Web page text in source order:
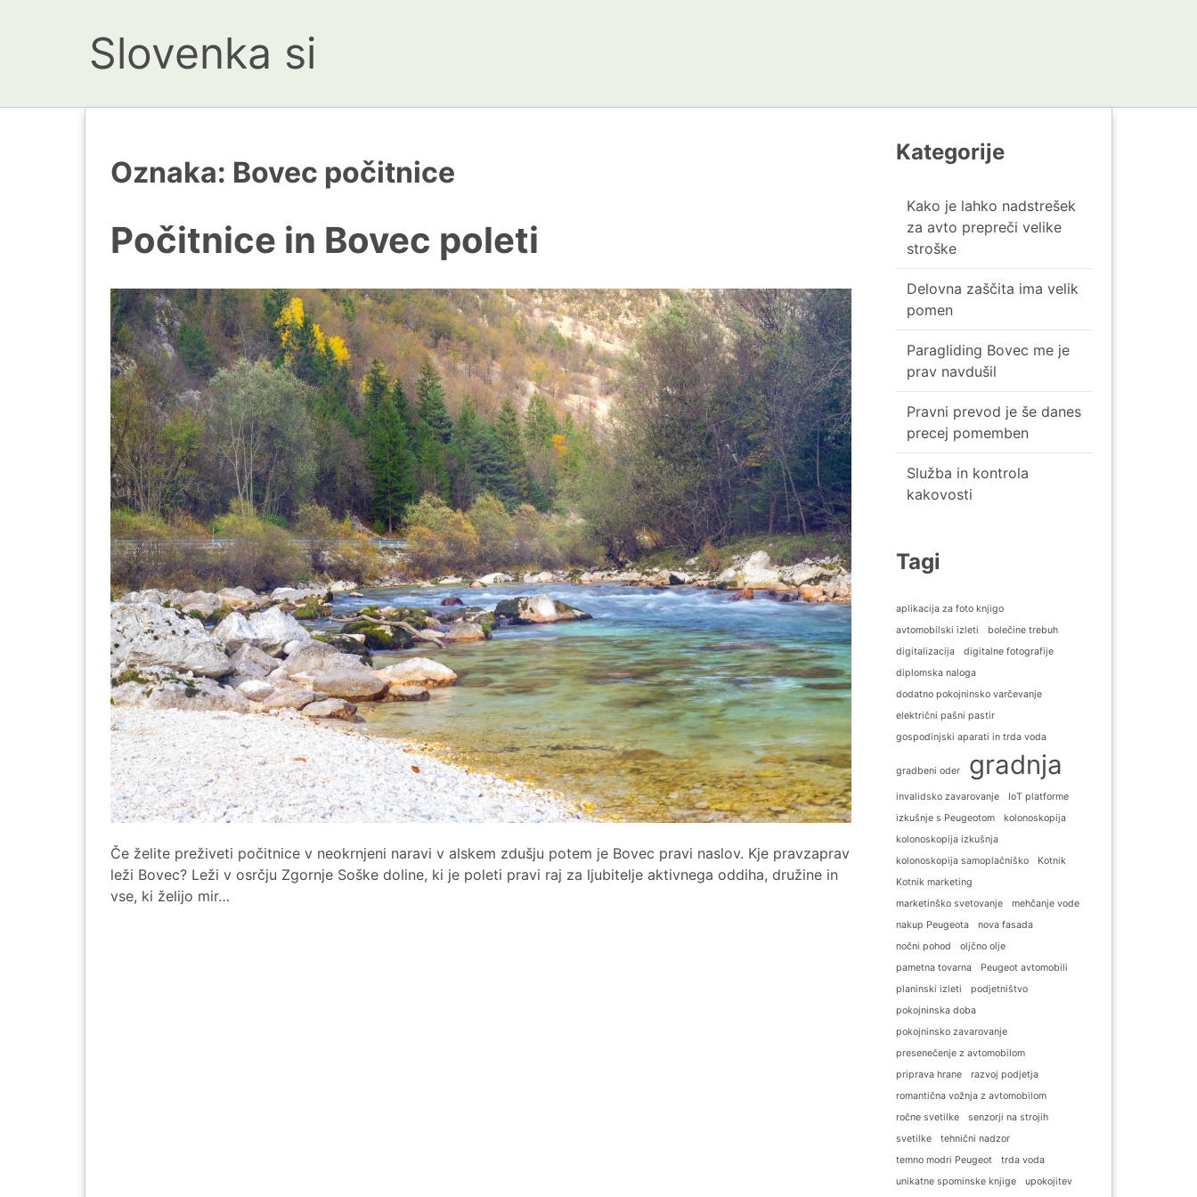
Slovenka si
Oznaka: Bovec počitnice
Počitnice in Bovec poleti
Če želite preživeti počitnice v neokrnjeni naravi v alskem zdušju potem je Bovec pravi naslov. Kje pravzaprav
leži Bovec? Leži v osrčju Zgornje Soške doline, ki je poleti pravi raj za ljubitelje aktivnega oddiha, družine in
vse, ki želijo mir…
Kategorije
Kako je lahko nadstrešek
za avto prepreči velike
stroške
Delovna zaščita ima velik
pomen
Paragliding Bovec me je
prav navdušil
Pravni prevod je še danes
precej pomemben
Služba in kontrola
kakovosti
Tagi
aplikacija za foto knjigo
avtomobilski izleti
bolečine trebuh
digitalizacija
digitalne fotografije
diplomska naloga
dodatno pokojninsko varčevanje
električni pašni pastir
gospodinjski aparati in trda voda
gradbeni oder gradnja
invalidsko zavarovanje
IoT platforme
izkušnje s Peugeotom
kolonoskopija
kolonoskopija izkušnja
kolonoskopija samoplačniško
Kotnik
Kotnik marketing
marketinško svetovanje
mehčanje vode
nakup Peugeota
nova fasada
nočni pohod
oljčno olje
pametna tovarna
Peugeot avtomobili
planinski izleti
podjetništvo
pokojninska doba
pokojninsko zavarovanje
presenečenje z avtomobilom
priprava hrane
razvoj podjetja
romantična vožnja z avtomobilom
ročne svetilke
senzorji na strojih
svetilke
tehnični nadzor
temno modri Peugeot
trda voda
unikatne spominske knjige
upokojitev